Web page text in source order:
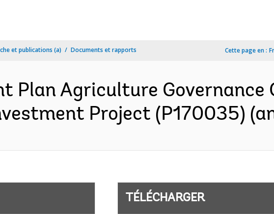
et publications (a) Documents et rapports Cette page en :
Plan Agriculture Governance
Project (P170035)
TÉLÉCHARGER